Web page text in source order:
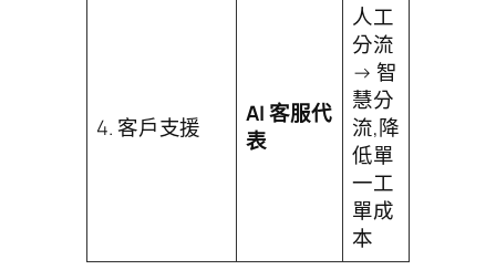
4. 客戶支援
AI 客服代
表
人工
分流
→ 智
慧分
流,降
低單
一工
單成
本